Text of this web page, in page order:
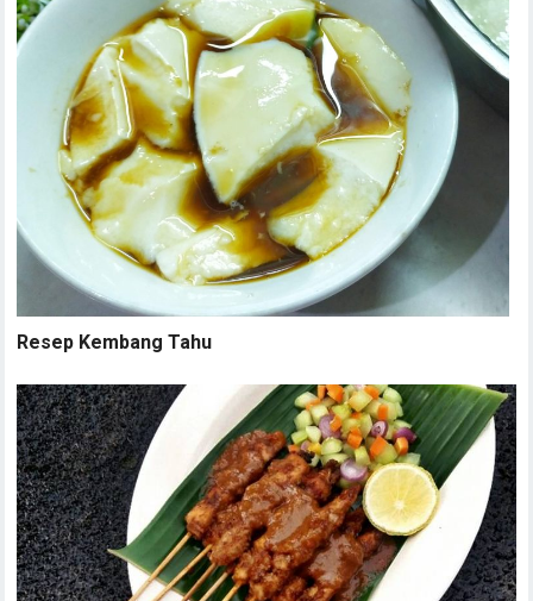
Resep Kembang Tahu